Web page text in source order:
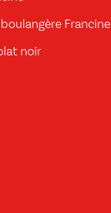
Francine
noir